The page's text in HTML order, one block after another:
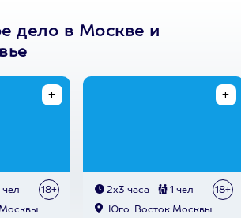
дело в Москве и
чел 18+ 2х3 часа 1 чел 18+
Юго-Восток Москвы